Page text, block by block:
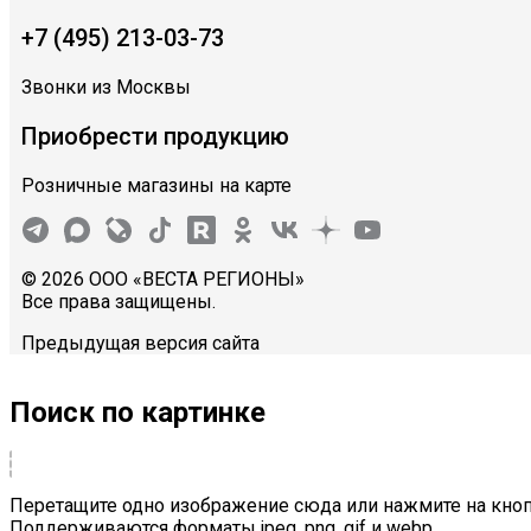
+7 (495) 213-03-73
Звонки из Москвы
Приобрести продукцию
Розничные магазины на карте
© 2026 ООО «ВЕСТА РЕГИОНЫ»
Все права защищены.
Предыдущая версия сайта
Поиск по картинке
Перетащите одно изображение сюда или нажмите на